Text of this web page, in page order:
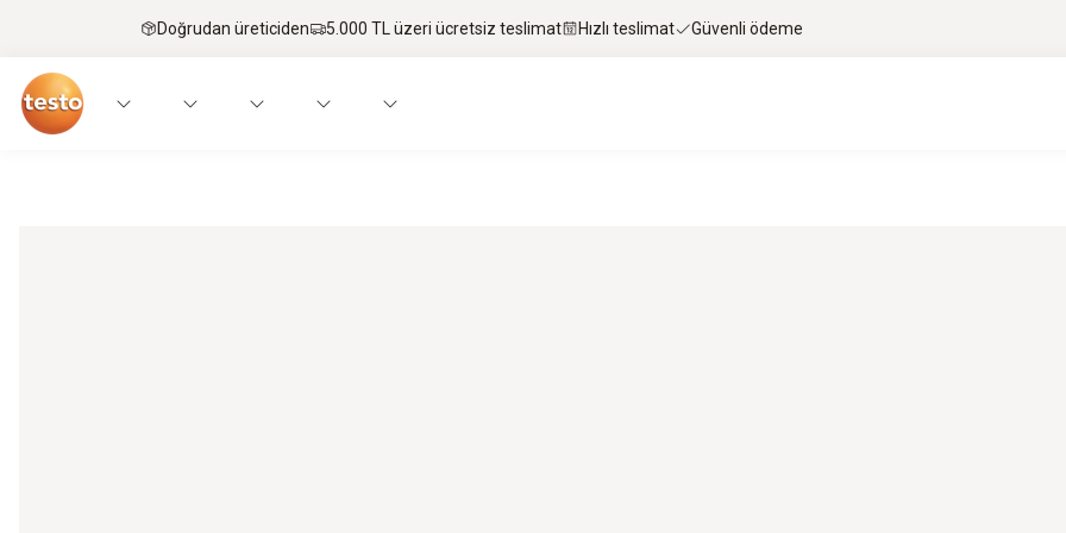
Doğrudan üreticiden 5.000 TL üzeri ücretsiz teslimat Hızlı teslimat Güvenli ödeme